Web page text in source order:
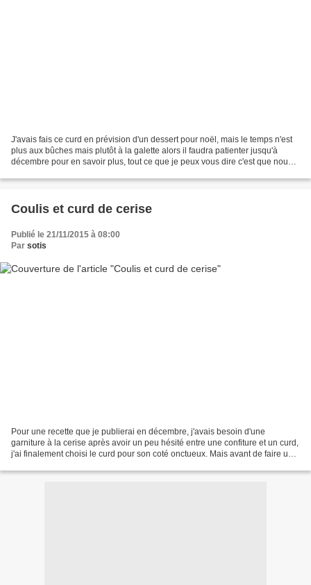
J'avais fais ce curd en prévision d'un dessert pour noël, mais le temps n'est
plus aux bûches mais plutôt à la galette alors il faudra patienter jusqu'à
décembre pour en savoir plus, tout ce que je peux vous dire c'est que nous
Coulis et curd de cerise
Publié le 21/11/2015 à 08:00
Par sotis
Pour une recette que je publierai en décembre, j'avais besoin d'une
garniture à la cerise après avoir un peu hésité entre une confiture et un curd,
j'ai finalement choisi le curd pour son coté onctueux. Mais avant de faire un